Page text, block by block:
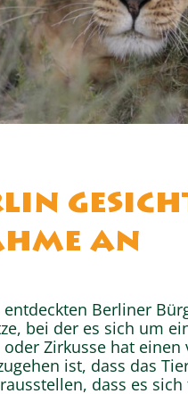
an
Berliner
bei der es sich um
Zirkusse hat einen
ist, dass das
dass es